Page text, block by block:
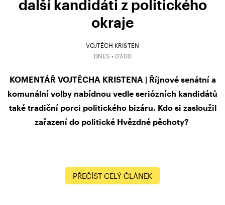
další kandidáti z politického
okraje
VOJTĚCH KRISTEN
DNES • 07:00
KOMENTÁŘ VOJTĚCHA KRISTENA | Říjnové senátní a
komunální volby nabídnou vedle seriózních kandidátů
také tradiční porci politického bizáru. Kdo si zasloužil
zařazení do politické Hvězdné pěchoty?
PŘEČÍST CELÝ ČLÁNEK